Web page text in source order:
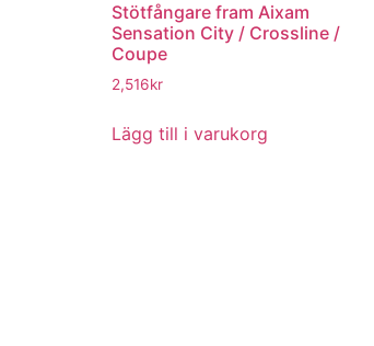
Stötfångare fram Aixam
Sensation City / Crossline /
Coupe
2,516kr
Lägg till i varukorg